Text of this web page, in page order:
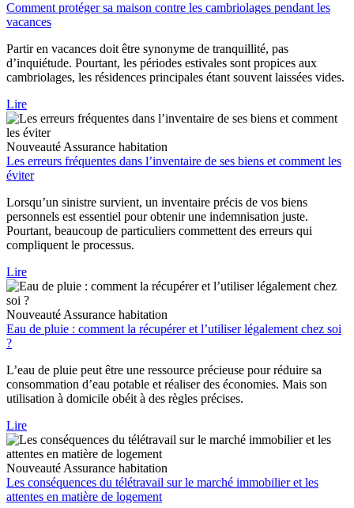
Comment protéger sa maison contre les cambriolages pendant les
vacances
Partir en vacances doit être synonyme de tranquillité, pas
d’inquiétude. Pourtant, les périodes estivales sont propices aux
cambriolages, les résidences principales étant souvent laissées vides.
Lire
Nouveauté Assurance habitation
Les erreurs fréquentes dans l’inventaire de ses biens et comment les
éviter
Lorsqu’un sinistre survient, un inventaire précis de vos biens
personnels est essentiel pour obtenir une indemnisation juste.
Pourtant, beaucoup de particuliers commettent des erreurs qui
compliquent le processus.
Lire
Nouveauté Assurance habitation
Eau de pluie : comment la récupérer et l’utiliser légalement chez soi
?
L’eau de pluie peut être une ressource précieuse pour réduire sa
consommation d’eau potable et réaliser des économies. Mais son
utilisation à domicile obéit à des règles précises.
Lire
Nouveauté Assurance habitation
Les conséquences du télétravail sur le marché immobilier et les
attentes en matière de logement